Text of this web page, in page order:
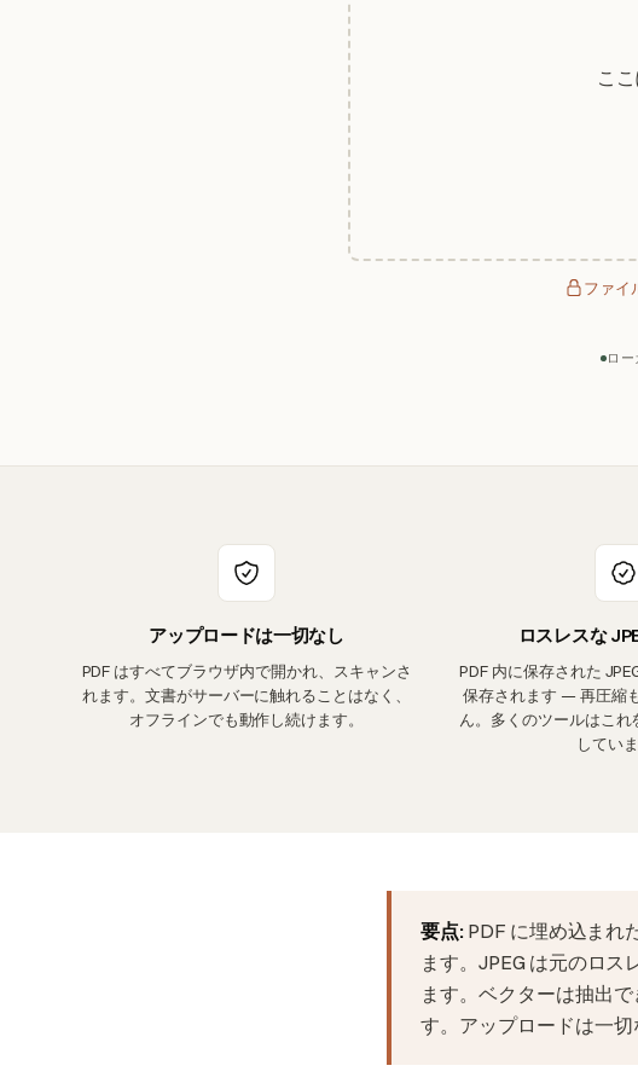
こ
ファイ
ロー
アップロードは一切なし
PDF はすべてブラウザ内で開かれ、スキャンさ
れます。文書がサーバーに触れることはなく、
オフラインでも動作し続けます。
ロスレスな
PDF 内に保存された
保存されます — 再圧縮
ん。多くのツールはこ
していま
要点: PDF に埋め込まれ
ます。JPEG は元のロス
ます。ベクターは抽出
す。アップロードは一